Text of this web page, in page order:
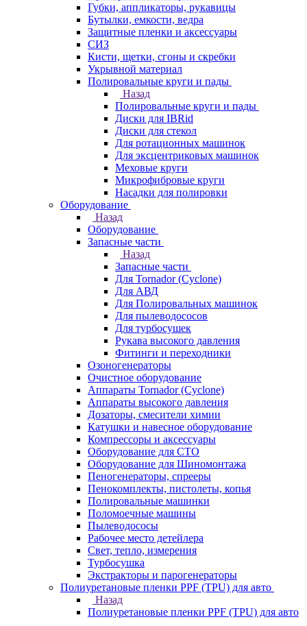
Губки, аппликаторы, рукавицы
Бутылки, емкости, ведра
Защитные пленки и аксессуары
СИЗ
Кисти, щетки, сгоны и скребки
Укрывной материал
Полировальные круги и пады
Назад
Полировальные круги и пады
Диски для IBRid
Диски для стекол
Для ротационных машинок
Для эксцентриковых машинок
Меховые круги
Микрофибровые круги
Насадки для полировки
Оборудование
Назад
Оборудование
Запасные части
Назад
Запасные части
Для Tornador (Cyclone)
Для АВД
Для Полировальных машинок
Для пылеводососов
Для турбосушек
Рукава высокого давления
Фитинги и переходники
Озоногенераторы
Очистное оборудование
Аппараты Tornador (Cyclone)
Аппараты высокого давления
Дозаторы, смесители химии
Катушки и навесное оборудование
Компрессоры и аксессуары
Оборудование для СТО
Оборудование для Шиномонтажа
Пеногенераторы, спрееры
Пенокомплекты, пистолеты, копья
Полировальные машинки
Поломоечные машины
Пылеводососы
Рабочее место детейлера
Свет, тепло, измерения
Турбосушка
Экстракторы и парогенераторы
Полиуретановые пленки PPF (TPU) для авто
Назад
Полиуретановые пленки PPF (TPU) для авто